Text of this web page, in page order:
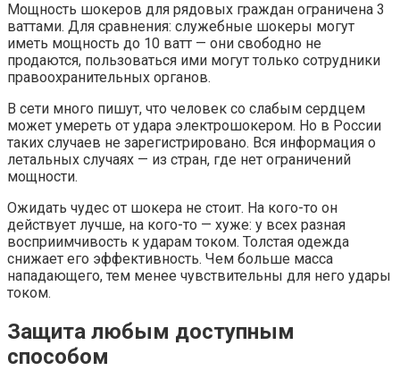
Мощность шокеров для рядовых граждан ограничена 3
ваттами. Для сравнения: служебные шокеры могут
иметь мощность до 10 ватт — они свободно не
продаются, пользоваться ими могут только сотрудники
правоохранительных органов.
В сети много пишут, что человек со слабым сердцем
может умереть от удара электрошокером. Но в России
таких случаев не зарегистрировано. Вся информация о
летальных случаях — из стран, где нет ограничений
мощности.
Ожидать чудес от шокера не стоит. На кого-то он
действует лучше, на кого-то — хуже: у всех разная
восприимчивость к ударам током. Толстая одежда
снижает его эффективность. Чем больше масса
нападающего, тем менее чувствительны для него удары
током.
Защита любым доступным
способом